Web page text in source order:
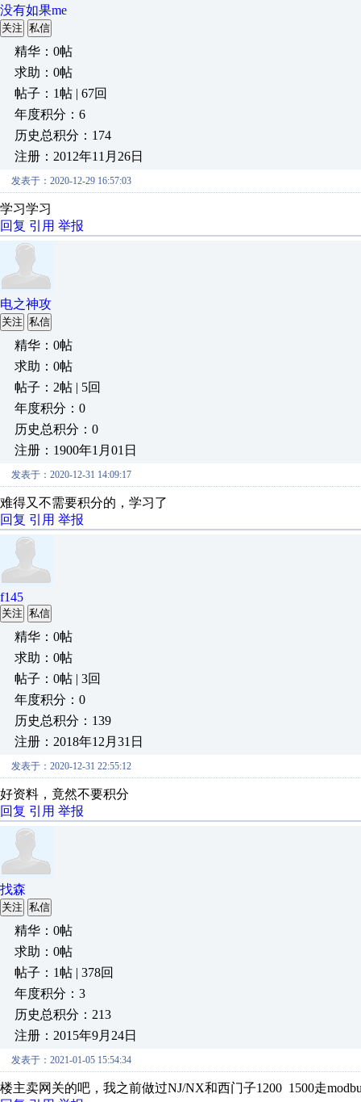
没有如果me
关注 私信
精华：0帖
求助：0帖
帖子：1帖 | 67回
年度积分：6
历史总积分：174
注册：2012年11月26日
发表于：2020-12-29 16:57:03
学习学习
回复 引用 举报
电之神攻
关注 私信
精华：0帖
求助：0帖
帖子：2帖 | 5回
年度积分：0
历史总积分：0
注册：1900年1月01日
发表于：2020-12-31 14:09:17
难得又不需要积分的，学习了
回复 引用 举报
f145
关注 私信
精华：0帖
求助：0帖
帖子：0帖 | 3回
年度积分：0
历史总积分：139
注册：2018年12月31日
发表于：2020-12-31 22:55:12
好资料，竟然不要积分
回复 引用 举报
找森
关注 私信
精华：0帖
求助：0帖
帖子：1帖 | 378回
年度积分：3
历史总积分：213
注册：2015年9月24日
发表于：2021-01-05 15:54:34
楼主卖网关的吧，我之前做过NJ/NX和西门子1200 1500走